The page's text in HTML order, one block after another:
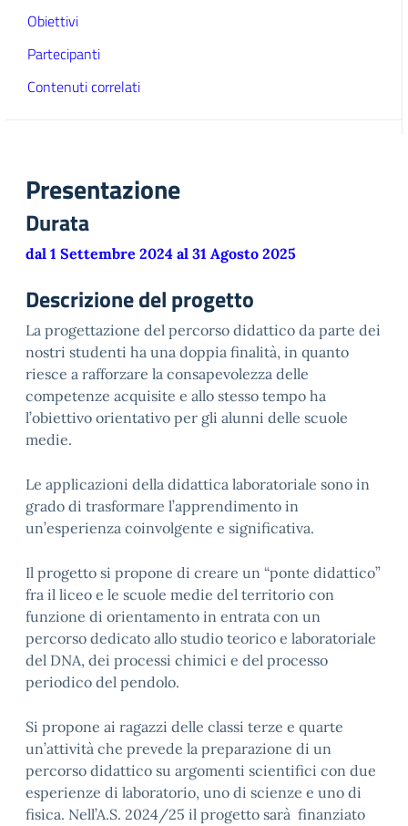
Obiettivi
Partecipanti
Contenuti correlati
Presentazione
Durata
dal 1 Settembre 2024 al 31 Agosto 2025
Descrizione del progetto
La progettazione del percorso didattico da parte dei
nostri studenti ha una doppia finalità, in quanto
riesce a rafforzare la consapevolezza delle
competenze acquisite e allo stesso tempo ha
l’obiettivo orientativo per gli alunni delle scuole
medie.
Le applicazioni della didattica laboratoriale sono in
grado di trasformare l’apprendimento in
un’esperienza coinvolgente e significativa.
Il progetto si propone di creare un “ponte didattico”
fra il liceo e le scuole medie del territorio con
funzione di orientamento in entrata con un
percorso dedicato allo studio teorico e laboratoriale
del DNA, dei processi chimici e del processo
periodico del pendolo.
Si propone ai ragazzi delle classi terze e quarte
un’attività che prevede la preparazione di un
percorso didattico su argomenti scientifici con due
esperienze di laboratorio, uno di scienze e uno di
fisica. Nell’A.S. 2024/25 il progetto sarà finanziato